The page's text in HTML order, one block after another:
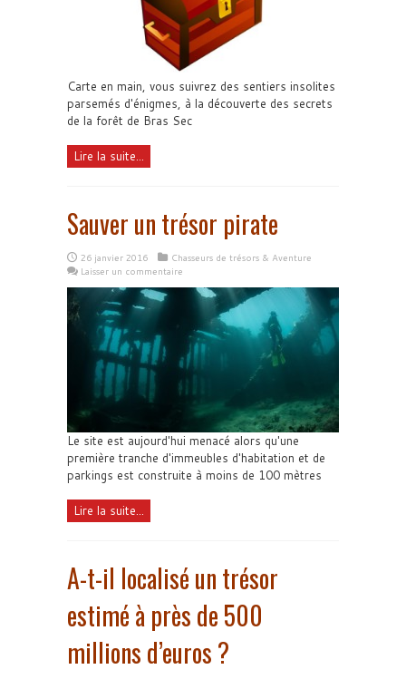
Carte en main, vous suivrez des sentiers insolites
parsemés d'énigmes, à la découverte des secrets
de la forêt de Bras Sec
Lire la suite...
Sauver un trésor pirate
26 janvier 2016
Chasseurs de trésors & Aventure
Laisser un commentaire
Le site est aujourd'hui menacé alors qu'une
première tranche d'immeubles d'habitation et de
parkings est construite à moins de 100 mètres
Lire la suite...
A-t-il localisé un trésor
estimé à près de 500
millions d’euros ?